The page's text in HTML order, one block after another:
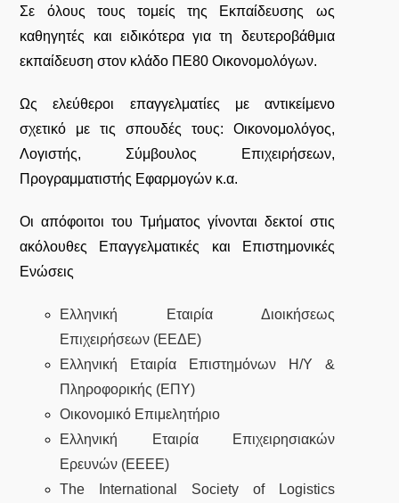
Σε όλους τους τομείς της Εκπαίδευσης ως
καθηγητές και ειδικότερα για τη δευτεροβάθμια
εκπαίδευση στον κλάδο ΠΕ80 Οικονομολόγων.
Ως ελεύθεροι επαγγελματίες με αντικείμενο
σχετικό με τις σπουδές τους: Οικονομολόγος,
Λογιστής, Σύμβουλος Επιχειρήσεων,
Προγραμματιστής Εφαρμογών κ.α.
Οι απόφοιτοι του Τμήματος γίνονται δεκτοί στις
ακόλουθες Επαγγελματικές και Επιστημονικές
Ενώσεις
Ελληνική Εταιρία Διοικήσεως
Επιχειρήσεων (ΕΕΔΕ)
Ελληνική Εταιρία Επιστημόνων Η/Υ &
Πληροφορικής (ΕΠΥ)
Οικονομικό Επιμελητήριο
Ελληνική Εταιρία Επιχειρησιακών
Ερευνών (EEEE)
The International Society of Logistics